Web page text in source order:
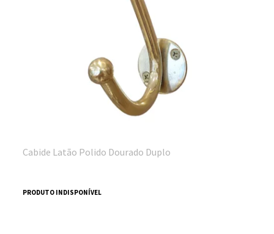
Cabide Latão Polido Dourado Duplo
PRODUTO INDISPONÍVEL